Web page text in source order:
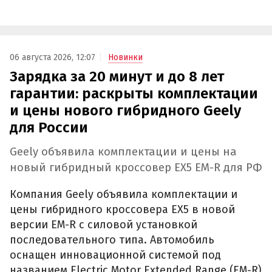
06 августа 2026, 12:07 Новинки
Зарядка за 20 минут и до 8 лет
гарантии: раскрыты комплектации
и цены нового гибридного Geely
для России
Geely объявила комплектации и цены на
новый гибридный кроссовер EX5 EM-R для РФ
Компания Geely объявила комплектации и
цены гибридного кроссовера EX5 в новой
версии EM-R с силовой установкой
последовательного типа. Автомобиль
оснащен инновационной системой под